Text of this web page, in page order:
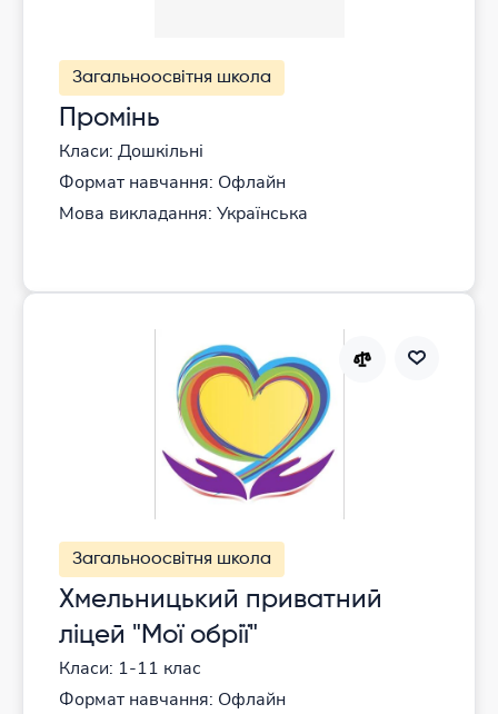
Загальноосвітня школа
Промінь
Класи: Дошкільні
Формат навчання: Офлайн
Мова викладання: Українська
Загальноосвітня школа
Хмельницький приватний
ліцей "Мої обрії"
Класи: 1-11 клас
Формат навчання: Офлайн